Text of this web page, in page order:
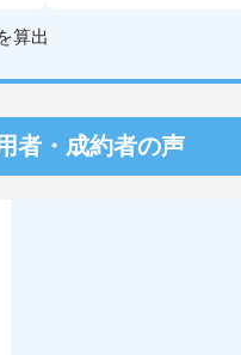
算出
者・成約者の声